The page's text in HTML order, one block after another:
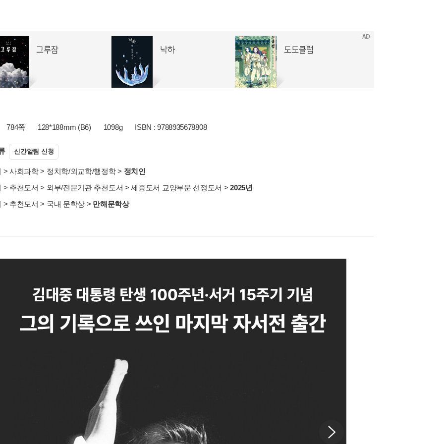
784쪽 128*188mm (B6) 1098g ISBN : 9788935678808
신간알림 신청
> 사회과학> 정치학/외교학/행정학> 정치인
> 추천도서 > 외부/전문기관 추천도서 >세종도서 교양부문 선정도서 >2025년
> 추천도서 > 국내 문학상 > 만해문학상